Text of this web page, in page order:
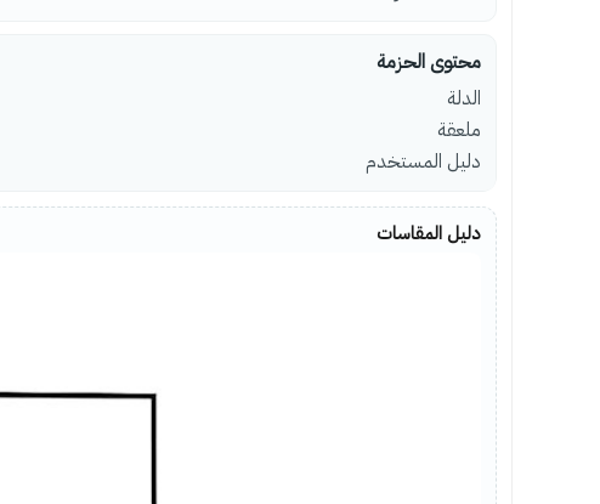
محتوى الحزمة
الدلة
ملعقة
دليل المستخدم
دليل المقاسات